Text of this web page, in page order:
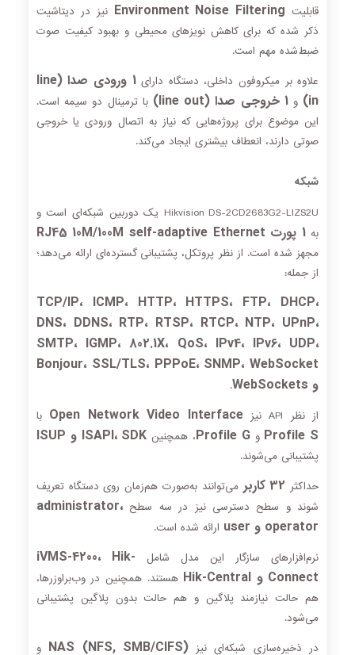
قابلیت Environment Noise Filtering نیز در دیتاشیت
ذکر شده که برای کاهش نویزهای محیطی و بهبود کیفیت صوت
ضبط‌شده مهم است.
علاوه بر میکروفون داخلی، دستگاه دارای
1 ورودی صدا (line
in)
و1 خروجی صدا (line out)
با ترمینال دو سیمه است.
این موضوع برای پروژه‌هایی که نیاز به اتصال ورودی یا خروجی
صوتی دارند، انعطاف بیشتری ایجاد می‌کند.
شبکه
Hikvision DS-2CD2683G2-LIZS2U یک دوربین شبکه‌ای است و
به1 پورت RJ45 10M/100M self-adaptive Ethernet
مجهز شده است. از نظر پروتکل، پشتیبانی گسترده‌ای ارائه می‌دهد؛
از جمله:
TCP/IP، ICMP، HTTP، HTTPS، FTP، DHCP،
DNS، DDNS، RTP، RTSP، RTCP، NTP، UPnP،
SMTP، IGMP، 802.1X، QoS، IPv4، IPv6، UDP،
Bonjour، SSL/TLS، PPPoE، SNMP، WebSocket
و WebSockets
.
از نظر API نیز
Open Network Video Interface با
Profile S وProfile G، همچنین ISAPI، SDK و ISUP
پشتیبانی می‌شوند.
حداکثر 32 کاربر
می‌توانند به‌صورت هم‌زمان روی دستگاه تعریف
شوند و سطح دسترسی نیز در سه سطحadministrator،
operator و user
ارائه شده است.
نرم‌افزارهای سازگار این مدل شامل iVMS-4200، Hik-
Connect و Hik-Central
هستند. همچنین در وب‌براوزرها،
هم حالت نیازمند پلاگین و هم حالت بدون پلاگین پشتیبانی
می‌شود.
در ذخیره‌سازی شبکه‌ای نیزNAS (NFS, SMB/CIFS) و